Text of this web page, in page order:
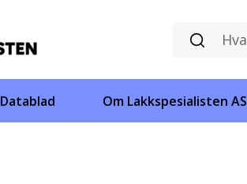
Datablad Om Lakkspesialisten AS